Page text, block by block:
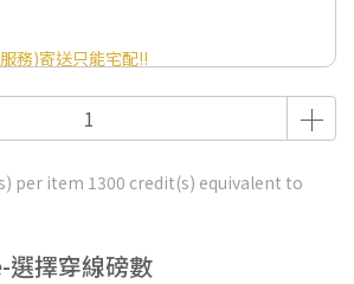
務)寄送只能宅配!!
per item 1300 credit(s) equivalent to
擇穿線磅數